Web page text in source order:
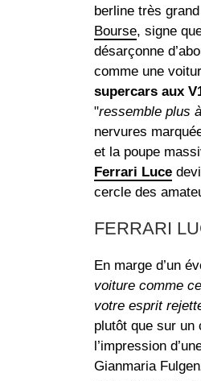
berline très
Bourse, signe
désarçonne
comme une
supercars aux
"ressemble plus
nervures
et la poupe
Ferrari Luce
cercle des
FERRARI
En marge d’un
voiture comme
votre esprit
plutôt que sur un
l’impression
Gianmaria